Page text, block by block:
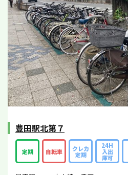
豊田駅北第７
定期 自転車 クレカ
定期
24H
入出
庫可